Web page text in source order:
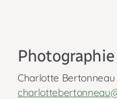
Photographie
Charlotte Bertonneau